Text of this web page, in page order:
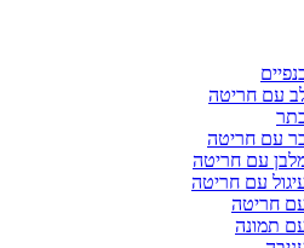
עם חריטה
עם חריטה
עם חריטה
עם חריטה
חריטה
תמונה